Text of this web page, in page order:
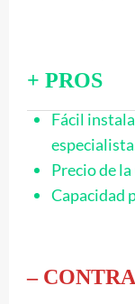
+ PROS
Fácil
Precio de
Capacidad
–